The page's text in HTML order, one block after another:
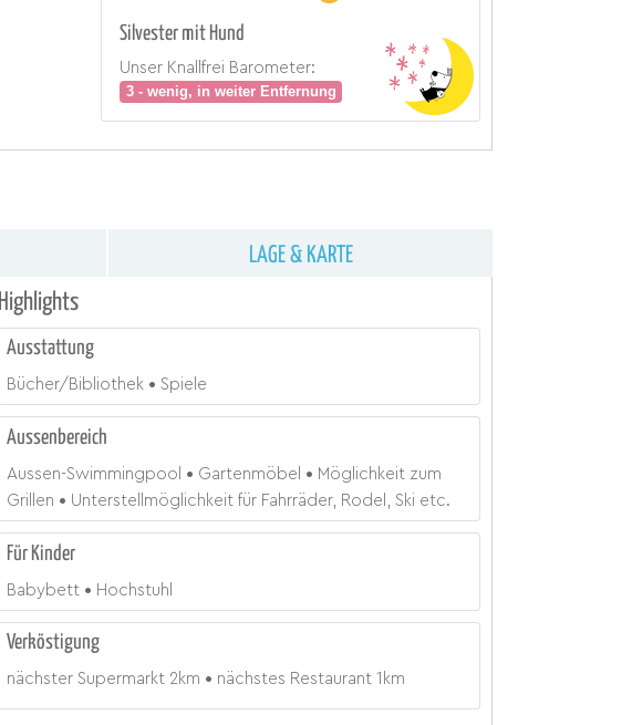
Silvester mit Hund
Unser Knallfrei Barometer:
3 - wenig, in weiter Entfernung
LAGE & KARTE
Highlights
Ausstattung
Bücher/Bibliothek Spiele
Aussenbereich
Aussen-Swimmingpool Gartenmöbel
Möglichkeit zum
Grillen
Unterstellmöglichkeit für Fahrräder, Rodel, Ski etc.
Für Kinder
Babybett Hochstuhl
Verköstigung
nächster Supermarkt2km nächstes Restaurant1 km